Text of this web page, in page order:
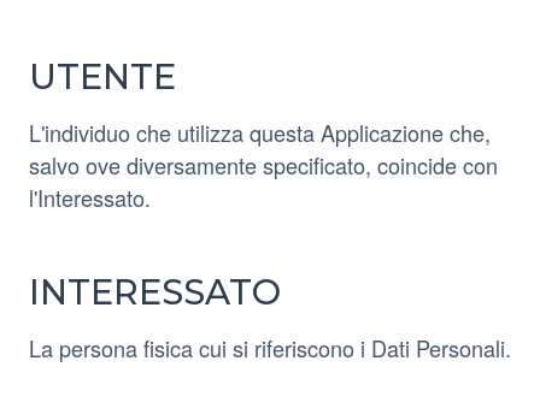
UTENTE
L'individuo che utilizza questa Applicazione che,
salvo ove diversamente specificato, coincide con
l'Interessato.
INTERESSATO
La persona fisica cui si riferiscono i Dati Personali.